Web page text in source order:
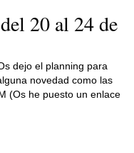
20 al 24 de
dejo el planning para
novedad como las
(Os he puesto un enlace